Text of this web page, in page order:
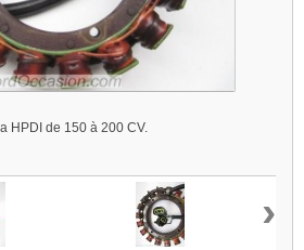
HPDI de 150 à 200 CV.
›